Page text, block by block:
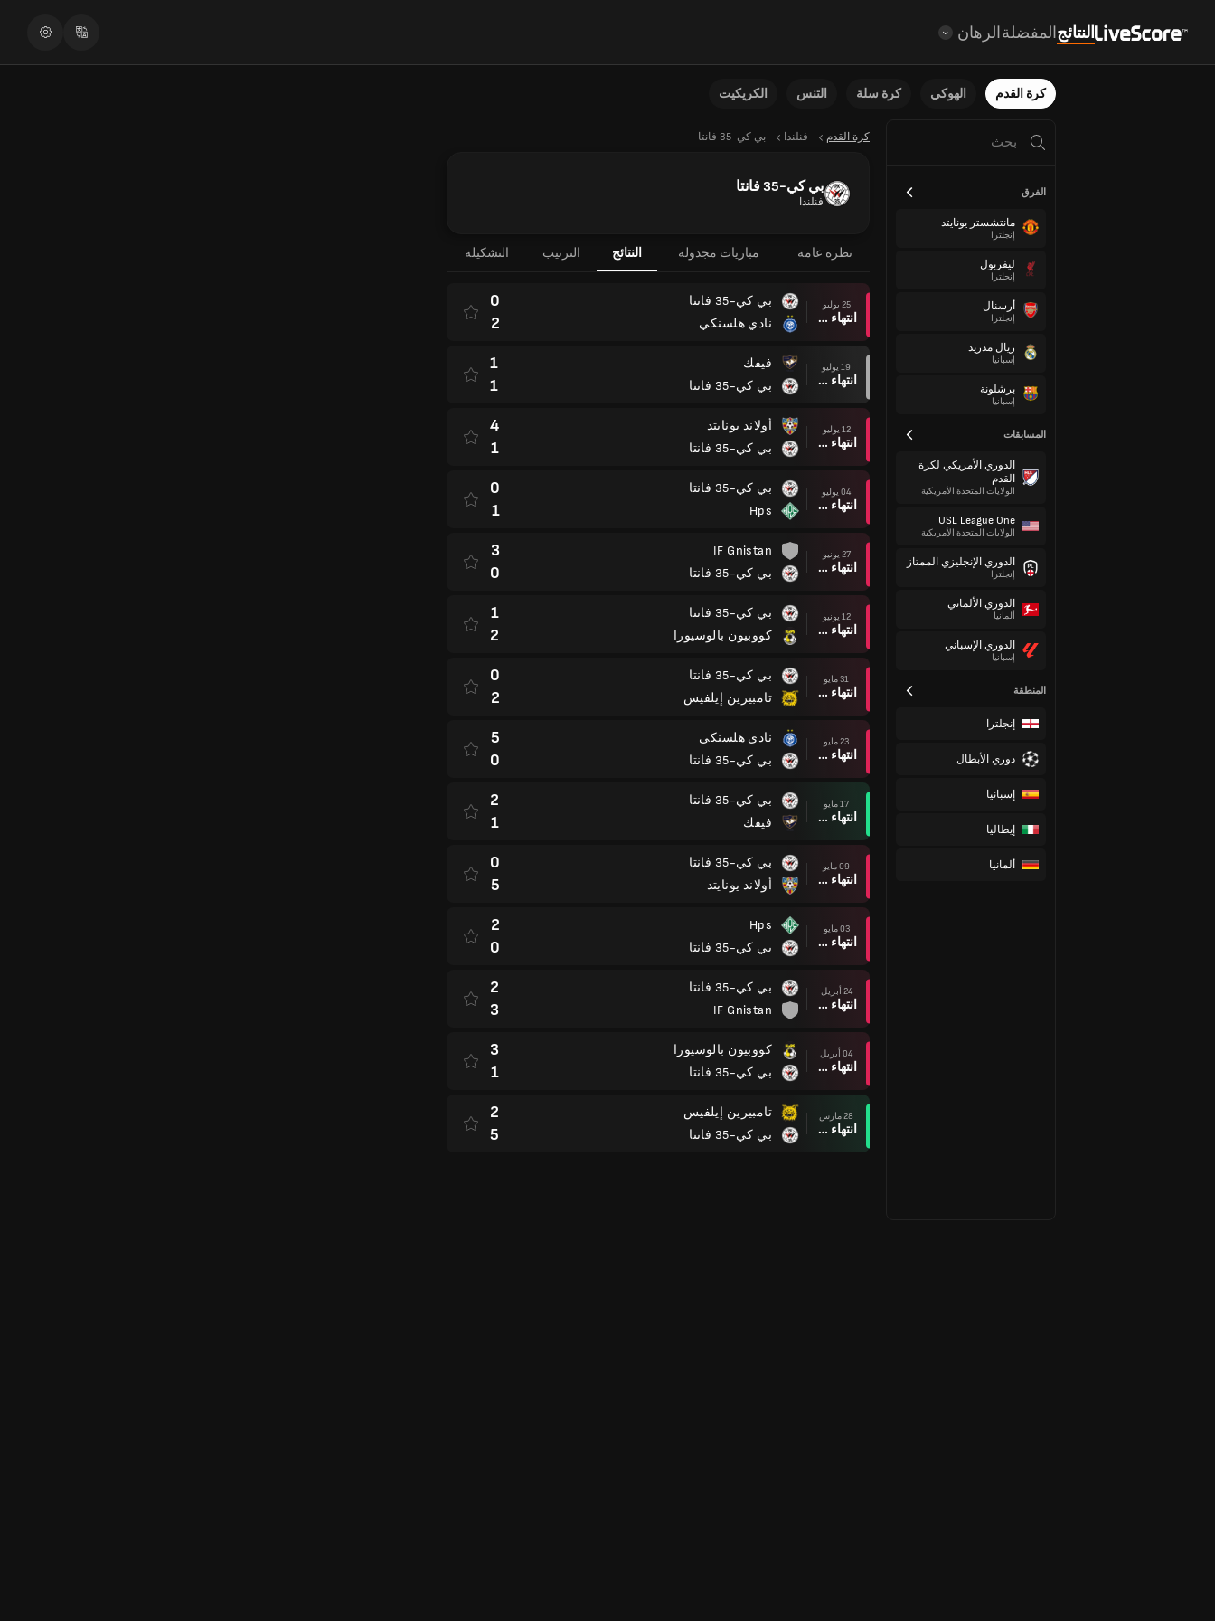
النتائجالمفضلةالرهان
كرة القدم الهوكي كرة سلة التنس الكريكيت
الفرق
مانتشستر يونايتد
إنجلترا
ليفربول
إنجلترا
أرسنال
إنجلترا
ريال مدريد
إسبانيا
برشلونة
إسبانيا
المسابقات
الدوري الأمريكي لكرة
القدم
الولايات المتحدة الأمريكية
USL League One
الولايات المتحدة الأمريكية
الدوري الإنجليزي الممتاز
إنجلترا
الدوري الألماني
ألمانيا
الدوري الإسباني
إسبانيا
المنطقة
إنجلترا
دوري الأبطال
إسبانيا
إيطاليا
ألمانيا
كرة القدم فنلندا بي كي-35 فانتا
بي كي-35 فانتا
فنلندا
نظرة عامة مباريات مجدولة النتائج الترتيب التشكيلة
25 يوليو
انتهاء وقت المباراة
بي كي-35 فانتا
نادي هلسنكي
0
2
19 يوليو
انتهاء وقت المباراة
فيفك
بي كي-35 فانتا
1
1
12 يوليو
انتهاء وقت المباراة
أولاند يونايتد
بي كي-35 فانتا
4
1
04 يوليو
انتهاء وقت المباراة
بي كي-35 فانتا
Hps
0
1
27 يونيو
انتهاء وقت المباراة
IF Gnistan
بي كي-35 فانتا
3
0
12 يونيو
انتهاء وقت المباراة
بي كي-35 فانتا
كووبيون بالوسيورا
1
2
31 مايو
انتهاء وقت المباراة
بي كي-35 فانتا
تامبيرين إيلفيس
0
2
23 مايو
انتهاء وقت المباراة
نادي هلسنكي
بي كي-35 فانتا
5
0
17 مايو
انتهاء وقت المباراة
بي كي-35 فانتا
فيفك
2
1
09 مايو
انتهاء وقت المباراة
بي كي-35 فانتا
أولاند يونايتد
0
5
03 مايو
انتهاء وقت المباراة
Hps
بي كي-35 فانتا
2
0
24 أبريل
انتهاء وقت المباراة
بي كي-35 فانتا
IF Gnistan
2
3
04 أبريل
انتهاء وقت المباراة
كووبيون بالوسيورا
بي كي-35 فانتا
3
1
28 مارس
انتهاء وقت المباراة
تامبيرين إيلفيس
بي كي-35 فانتا
2
5